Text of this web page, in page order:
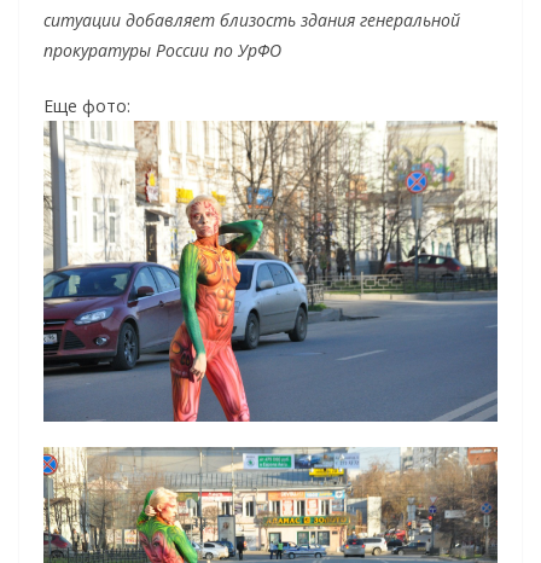
ситуации добавляет близость здания генеральной
прокуратуры России по УрФО
Еще фото: